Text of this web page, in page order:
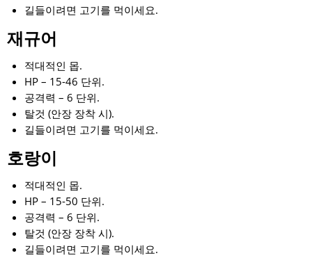
길들이려면 고기를 먹이세요.
재규어
적대적인 몹.
HP – 15-46 단위.
공격력 – 6 단위.
탈것 (안장 장착 시).
길들이려면 고기를 먹이세요.
호랑이
적대적인 몹.
HP – 15-50 단위.
공격력 – 6 단위.
탈것 (안장 장착 시).
길들이려면 고기를 먹이세요.